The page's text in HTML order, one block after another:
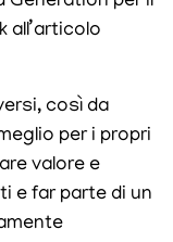
all’articolo
così da
per i propri
valore e
e far parte di un